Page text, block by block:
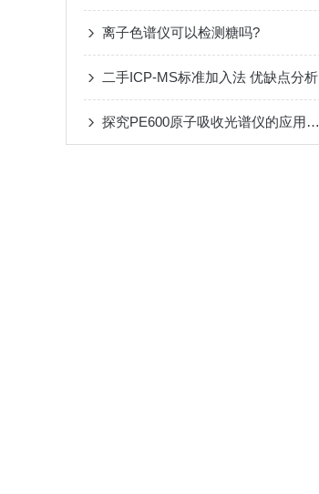
离子色谱仪可以检测糖吗?
二手ICP-MS标准加入法 优缺点分析
探究PE600原子吸收光谱仪的应用和原理